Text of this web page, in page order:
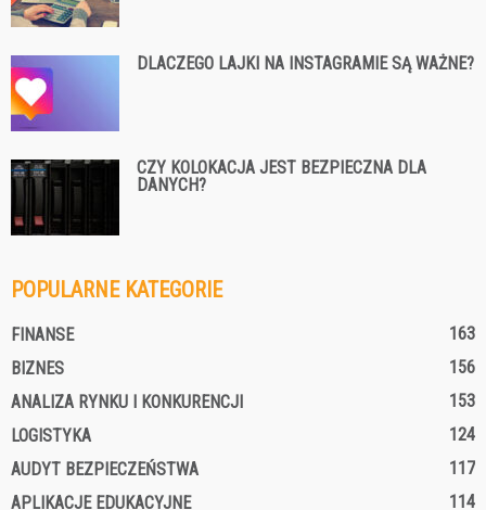
DLACZEGO LAJKI NA INSTAGRAMIE SĄ WAŻNE?
CZY KOLOKACJA JEST BEZPIECZNA DLA
DANYCH?
POPULARNE KATEGORIE
FINANSE
163
BIZNES
156
ANALIZA RYNKU I KONKURENCJI
153
LOGISTYKA
124
AUDYT BEZPIECZEŃSTWA
117
APLIKACJE EDUKACYJNE
114